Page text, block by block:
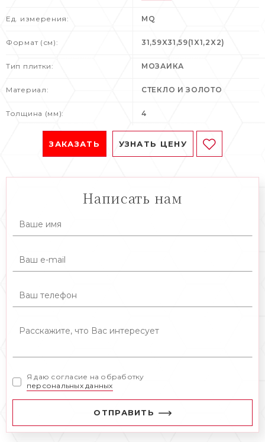
Ед. измерения: MQ
Формат (см): 31,59X31,59(1X1,2X2)
Тип плитки: МОЗАИКА
Материал: СТЕКЛО И ЗОЛОТО
Толщина (мм): 4
ЗАКАЗАТЬ УЗНАТЬ ЦЕНУ
Написать нам
Я даю согласие на обработку
персональных данных
ОТПРАВИТЬ